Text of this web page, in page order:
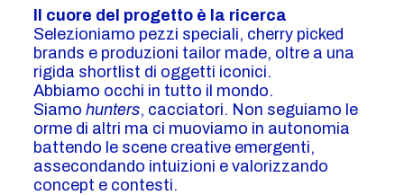
Il cuore del progetto è la ricerca
Selezioniamo pezzi speciali, cherry picked
brands e produzioni tailor made, oltre a una
rigida shortlist di oggetti iconici.
Abbiamo occhi in tutto il mondo.
Siamo hunters, cacciatori. Non seguiamo le
orme di altri ma ci muoviamo in autonomia
battendo le scene creative emergenti,
assecondando intuizioni e valorizzando
concept e contesti.